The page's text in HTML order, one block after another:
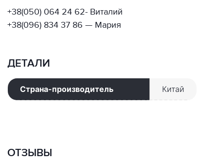
+38(050) 064 24 62- Виталий
+38(096) 834 37 86 — Мария
ДЕТАЛИ
Страна-производитель Китай
ОТЗЫВЫ